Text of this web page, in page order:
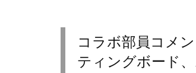
コラボ部員コメ
ティングボード